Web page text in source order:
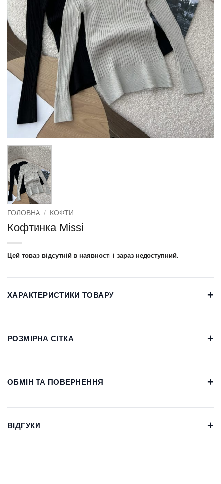
ГОЛОВНА / КОФТИ
Кофтинка Missi
Цей товар відсутній в наявності і зараз недоступний.
ХАРАКТЕРИСТИКИ ТОВАРУ +
РОЗМІРНА СІТКА +
ОБМІН ТА ПОВЕРНЕННЯ +
ВІДГУКИ +